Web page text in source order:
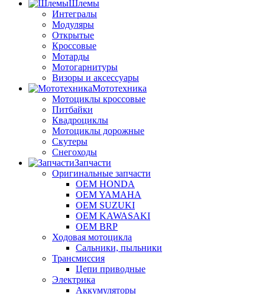
Шлемы
Интегралы
Модуляры
Открытые
Кроссовые
Мотарды
Мотогарнитуры
Визоры и аксессуары
Мототехника
Мотоциклы кроссовые
Питбайки
Квадроциклы
Мотоциклы дорожные
Скутеры
Снегоходы
Запчасти
Оригинальные запчасти
OEM HONDA
OEM YAMAHA
OEM SUZUKI
OEM KAWASAKI
OEM BRP
Ходовая мотоцикла
Сальники, пыльники
Трансмиссия
Цепи приводные
Электрика
Аккумуляторы